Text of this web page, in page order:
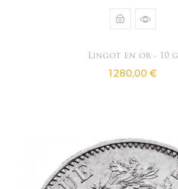
Lingot en or - 10 g
Prix
1 280,00 €